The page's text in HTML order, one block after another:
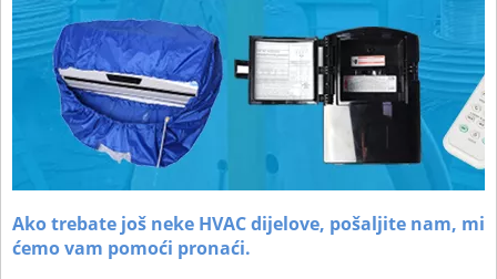
Ako trebate još neke HVAC dijelove, pošaljite nam, mi
ćemo vam pomoći pronaći.